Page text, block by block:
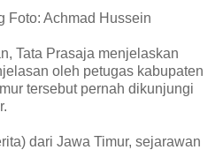
Foto: Achmad Hussein
Tata Prasaja menjelaskan
oleh petugas kabupaten
tersebut pernah dikunjungi
dari Jawa Timur, sejarawan